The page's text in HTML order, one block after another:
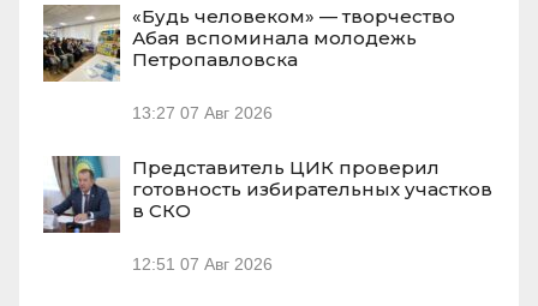
«Будь человеком» — творчество
Абая вспоминала молодежь
Петропавловска
13:27 07 Авг 2026
Представитель ЦИК проверил
готовность избирательных участков
в СКО
12:51 07 Авг 2026